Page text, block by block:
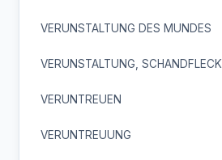
VERUNSTALTUNG DES MUNDES
VERUNSTALTUNG, SCHANDFLECK
VERUNTREUEN
VERUNTREUUNG